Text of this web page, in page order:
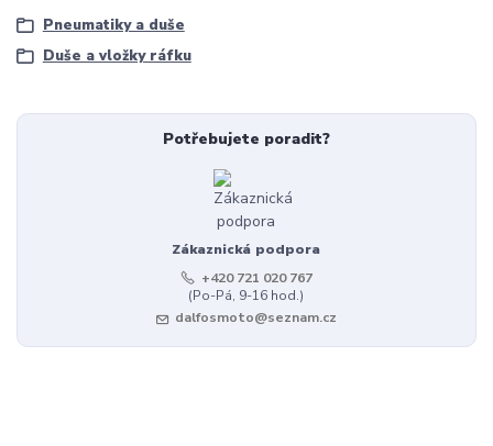
Pneumatiky a duše
Duše a vložky ráfku
Potřebujete poradit?
Zákaznická podpora
+420 721 020 767
(Po-Pá, 9-16 hod.)
dalfosmoto@seznam.cz